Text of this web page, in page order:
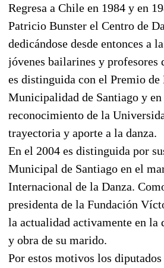
Regresa a Chile en 1984 y en
Patricio Bunster el Centro de
dedicándose desde entonces a
jóvenes bailarines y profesores
es distinguida con el Premio de
Municipalidad de Santiago y en
reconocimiento de la
trayectoria y aporte a la danza.
En el 2004 es distinguida por
Municipal de Santiago en el
Internacional de la Danza.
presidenta de la Fundación
la actualidad activamente en la
y obra de su marido.
Por estos motivos los